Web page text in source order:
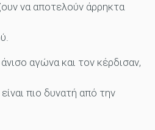
να αποτελούν άρρηκτα
αγώνα και τον κέρδισαν,
πιο δυνατή από την